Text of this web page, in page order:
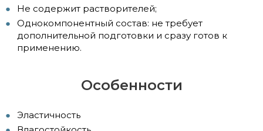
Не содержит растворителей;
Однокомпонентный состав: не требует
дополнительной подготовки и сразу готов к
применению.
Особенности
Эластичность